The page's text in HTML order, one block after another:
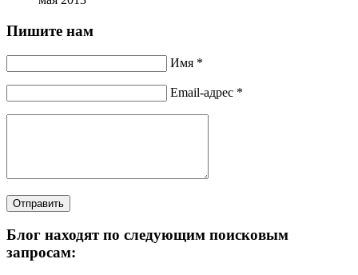
Пишите нам
Имя *
Email-адрес *
Отправить
Блог находят по следующим поисковым
запросам: